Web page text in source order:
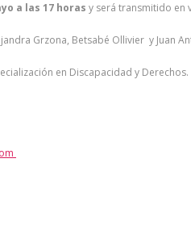
a las 17 horas y será transmitido en
Grzona, Betsabé Ollivier y Juan
en Discapacidad y